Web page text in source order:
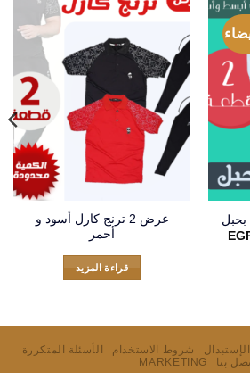
السعر
عرض 2 ترنج كارل أسود و
أحمر
قراءة المزيد
شروط الاستخدام
الأسئلة المتكررة
اتصل بنا
MARKETING